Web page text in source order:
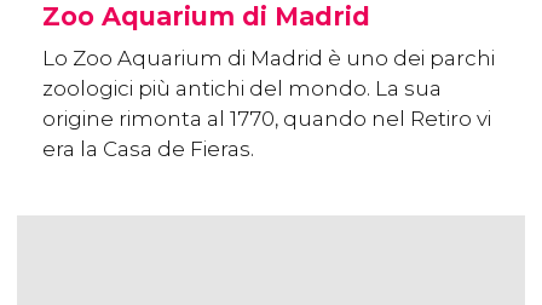
Zoo Aquarium di Madrid
Lo Zoo Aquarium di Madrid è uno dei parchi
zoologici più antichi del mondo. La sua
origine rimonta al 1770, quando nel Retiro vi
era la Casa de Fieras.